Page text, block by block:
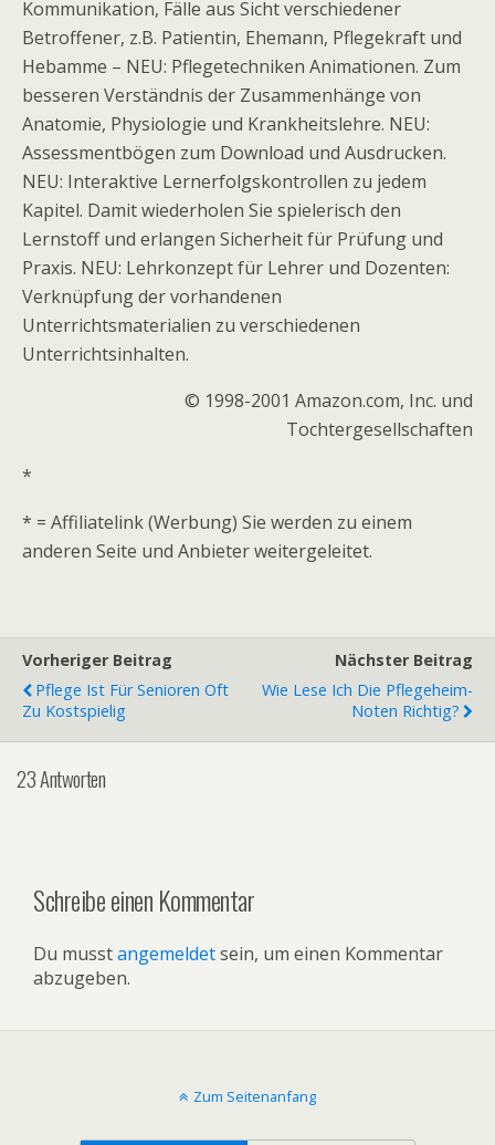
Kommunikation, Fälle aus Sicht verschiedener
Betroffener, z.B. Patientin, Ehemann, Pflegekraft und
Hebamme – NEU: Pflegetechniken Animationen. Zum
besseren Verständnis der Zusammenhänge von
Anatomie, Physiologie und Krankheitslehre. NEU:
Assessmentbögen zum Download und Ausdrucken.
NEU: Interaktive Lernerfolgskontrollen zu jedem
Kapitel. Damit wiederholen Sie spielerisch den
Lernstoff und erlangen Sicherheit für Prüfung und
Praxis. NEU: Lehrkonzept für Lehrer und Dozenten:
Verknüpfung der vorhandenen
Unterrichtsmaterialien zu verschiedenen
Unterrichtsinhalten.
© 1998-2001 Amazon.com, Inc. und
Tochtergesellschaften
*
* = Affiliatelink (Werbung) Sie werden zu einem
anderen Seite und Anbieter weitergeleitet.
Vorheriger Beitrag
Pflege Ist Für Senioren Oft
Zu Kostspielig
Nächster Beitrag
Wie Lese Ich Die Pflegeheim-
Noten Richtig?
23 Antworten
Schreibe einen Kommentar
Du musstangemeldetsein, um einen Kommentar
abzugeben.
Zum Seitenanfang